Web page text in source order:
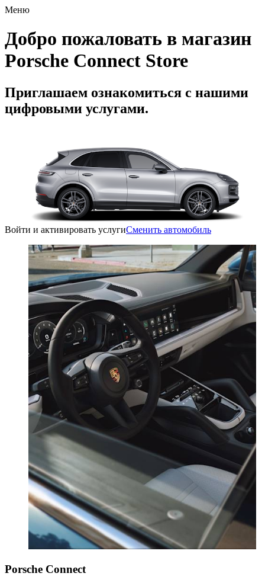
Меню
Добро пожаловать в магазин
Porsche Connect Store
Приглашаем ознакомиться с нашими
цифровыми услугами.
Войти и активировать услугиСменить автомобиль
Porsche Connect